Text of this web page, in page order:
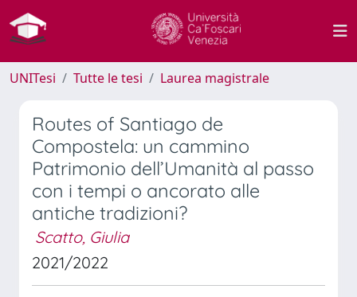
UNITesi Tutte le tesi Laurea magistrale
Routes of Santiago de
Compostela: un cammino
Patrimonio dell’Umanità al passo
con i tempi o ancorato alle
antiche tradizioni?
Scatto, Giulia
2021/2022